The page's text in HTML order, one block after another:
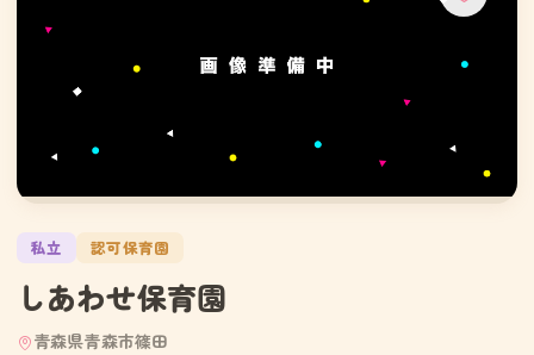
私立 認可保育園
しあわせ保育園
青森県青森市篠田